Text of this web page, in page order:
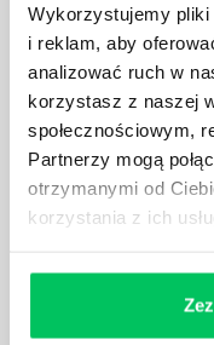
Wykorzystujemy
i reklam, aby
analizować ruch w
korzystasz z naszej
społecznościowym,
Partnerzy mogą
otrzymanymi od
korzystania z ich
ul. Solec
00-394